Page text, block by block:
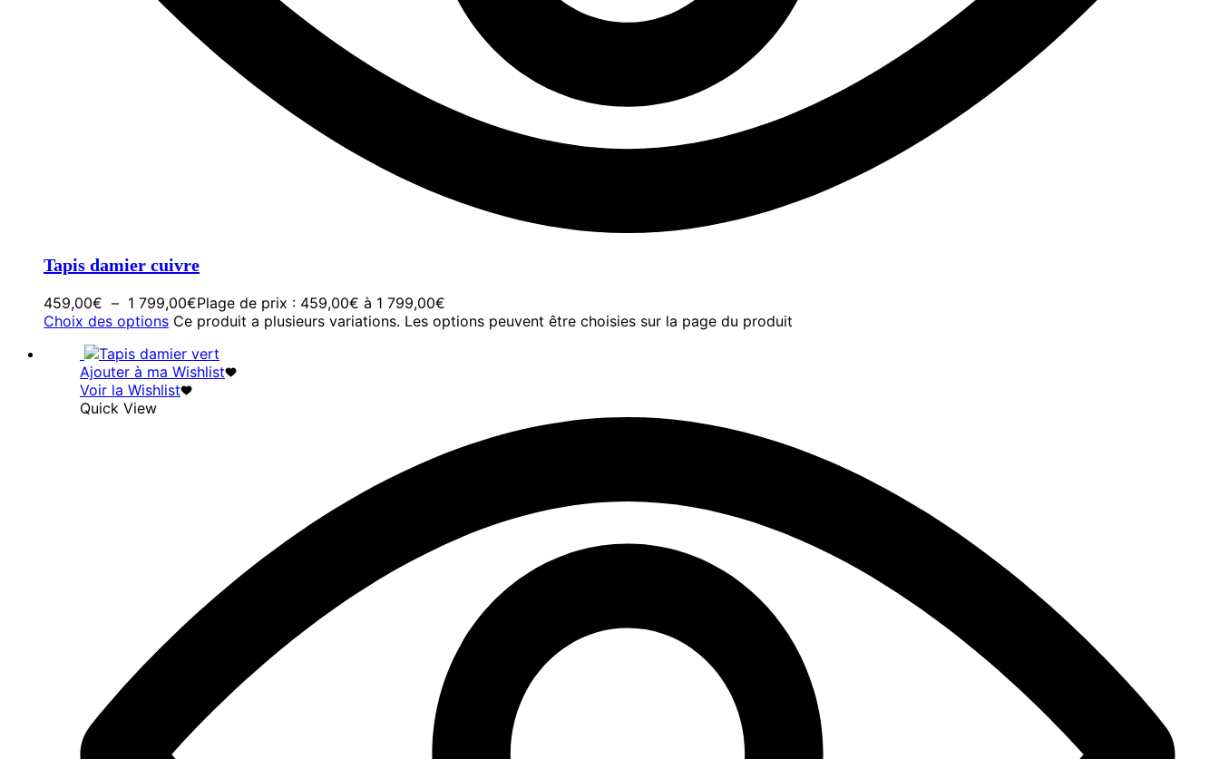
Tapis damier cuivre
459,00€ – 1 799,00€Plage de prix : 459,00€ à 1 799,00€
Choix des options Ce produit a plusieurs variations. Les options peuvent être choisies sur la page du produit
Ajouter à ma Wishlist
Voir la Wishlist
Quick View